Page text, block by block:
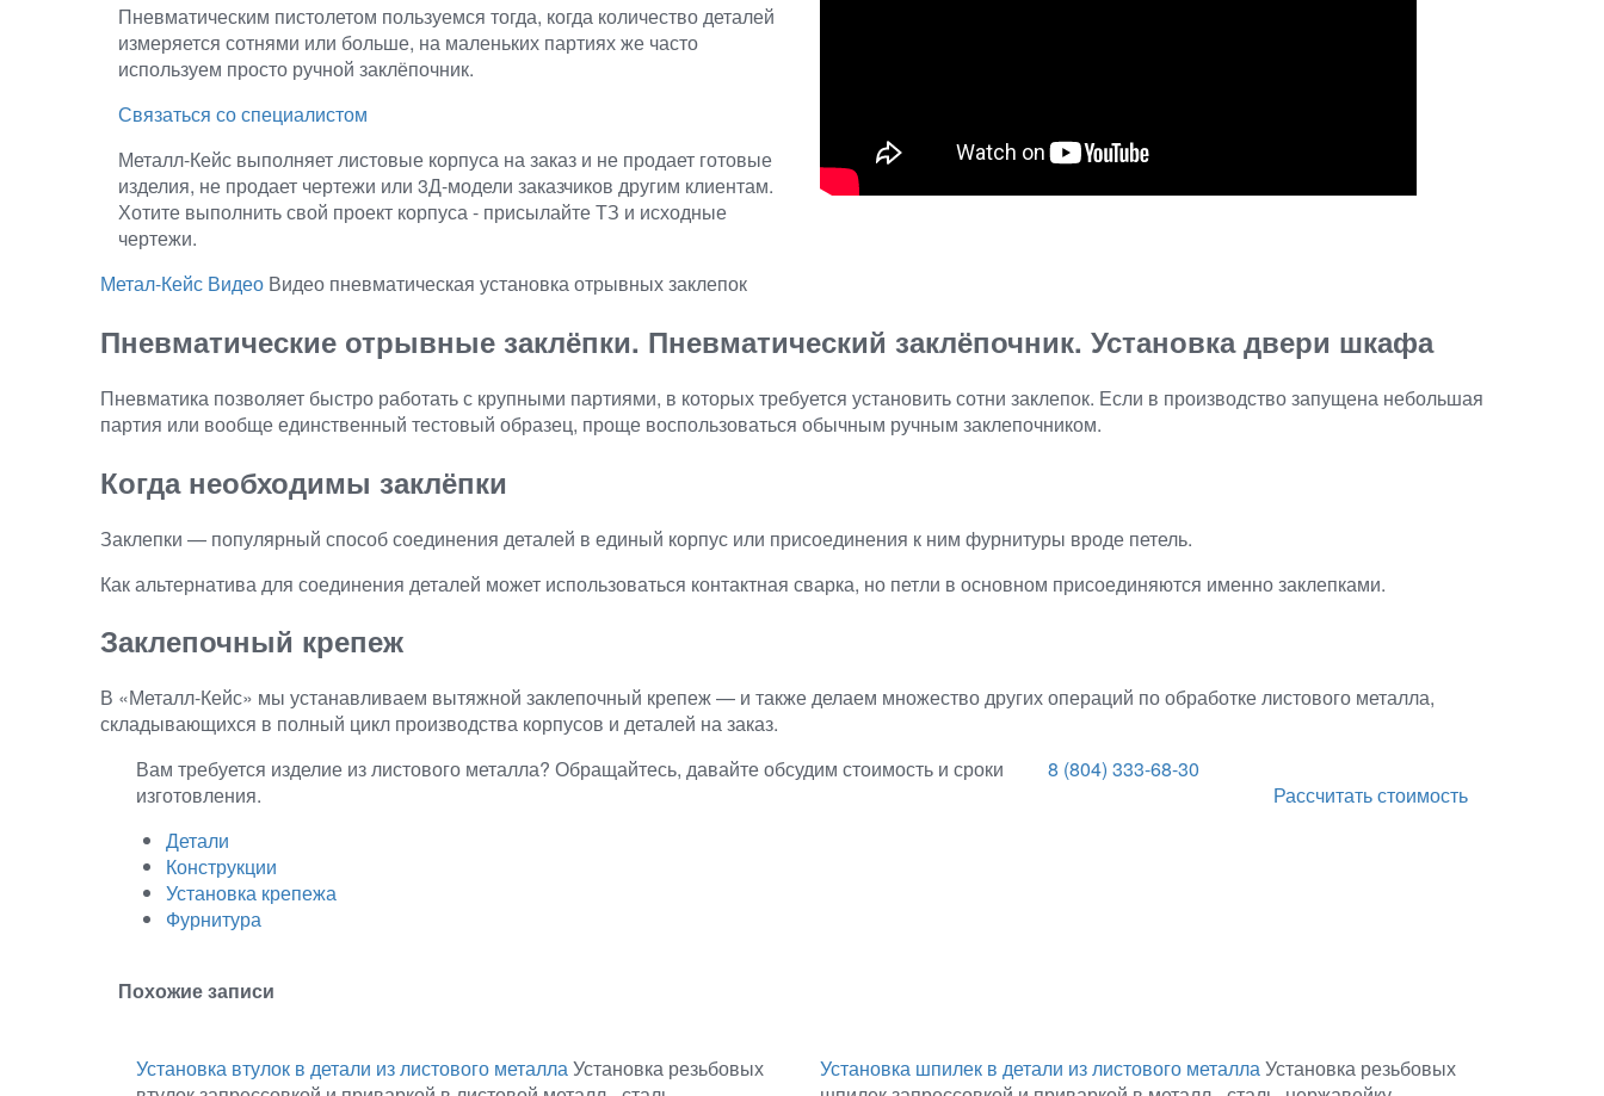
Пневматическим пистолетом пользуемся тогда, когда количество деталей
измеряется сотнями или больше, на маленьких партиях же часто
используем просто ручной заклёпочник.
Связаться со специалистом
Металл-Кейс выполняет листовые корпуса на заказ и не продает готовые
изделия, не продает чертежи или 3Д-модели заказчиков другим клиентам.
Хотите выполнить свой проект корпуса - присылайте ТЗ и исходные
чертежи.
Метал-Кейс Видео Видео пневматическая установка отрывных заклепок
Пневматические отрывные заклёпки. Пневматический заклёпочник. Установка двери шкафа
Пневматика позволяет быстро работать с крупными партиями, в которых требуется установить сотни заклепок. Если в производство запущена небольшая
партия или вообще единственный тестовый образец, проще воспользоваться обычным ручным заклепочником.
Когда необходимы заклёпки
Заклепки — популярный способ соединения деталей в единый корпус или присоединения к ним фурнитуры вроде петель.
Как альтернатива для соединения деталей может использоваться контактная сварка, но петли в основном присоединяются именно заклепками.
Заклепочный крепеж
В «Металл‑Кейс» мы устанавливаем вытяжной заклепочный крепеж — и также делаем множество других операций по обработке листового металла,
складывающихся в полный цикл производства корпусов и деталей на заказ.
Вам требуется изделие из листового металла? Обращайтесь, давайте обсудим стоимость и сроки
изготовления.
8 (804) 333-68-30
Рассчитать стоимость
Детали
Конструкции
Установка крепежа
Фурнитура
Похожие записи
Установка втулок в детали из листового металлаУстановка резьбовых
Установка шпилек в детали из листового металлаУстановка резьбовых